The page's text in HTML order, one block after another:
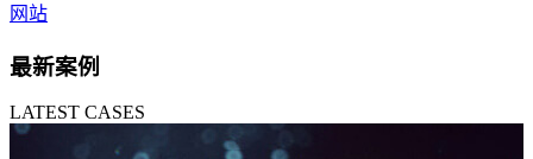
网站
最新案例
LATEST CASES